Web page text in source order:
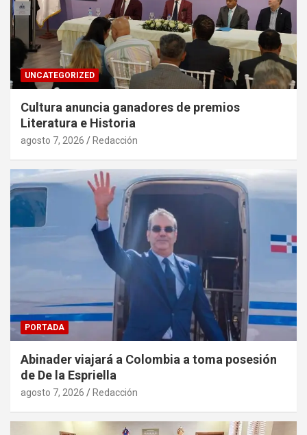
UNCATEGORIZED
Cultura anuncia ganadores de premios
Literatura e Historia
agosto 7, 2026 Redacción
PORTADA
Abinader viajará a Colombia a toma posesión
de De la Espriella
agosto 7, 2026 Redacción